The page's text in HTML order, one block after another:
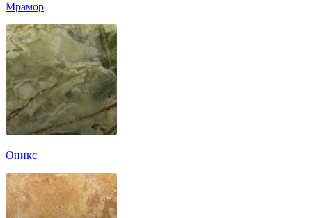
Мрамор
Оникс